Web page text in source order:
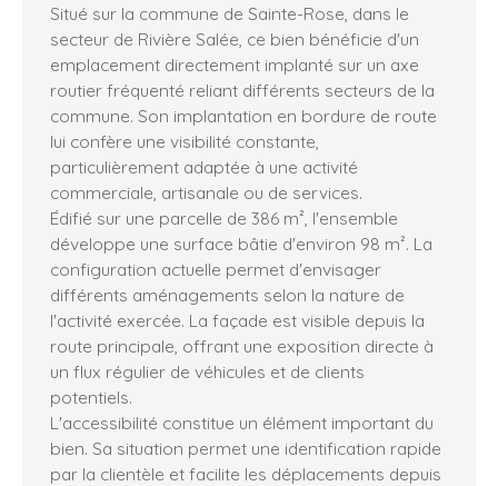
Situé sur la commune de Sainte-Rose, dans le
secteur de Rivière Salée, ce bien bénéficie d'un
emplacement directement implanté sur un axe
routier fréquenté reliant différents secteurs de la
commune. Son implantation en bordure de route
lui confère une visibilité constante,
particulièrement adaptée à une activité
commerciale, artisanale ou de services.
Édifié sur une parcelle de 386 m², l'ensemble
développe une surface bâtie d'environ 98 m². La
configuration actuelle permet d'envisager
différents aménagements selon la nature de
l'activité exercée. La façade est visible depuis la
route principale, offrant une exposition directe à
un flux régulier de véhicules et de clients
potentiels.
L'accessibilité constitue un élément important du
bien. Sa situation permet une identification rapide
par la clientèle et facilite les déplacements depuis